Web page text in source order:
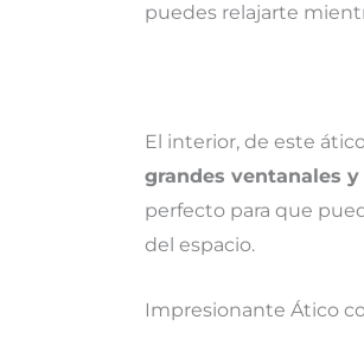
puedes relajarte
El interior, de este
grandes ventanales
perfecto para que
del espacio.
Impresionante Ático